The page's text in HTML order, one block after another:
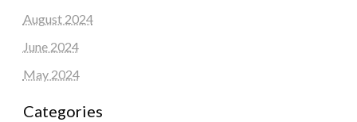
August 2024
June 2024
May 2024
Categories